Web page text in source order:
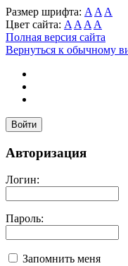
Размер шрифта: A A A
Цвет сайта: A A A A
Полная версия сайта
Вернуться к обычному
Войти
Авторизация
Логин:
Пароль:
Запомнить меня